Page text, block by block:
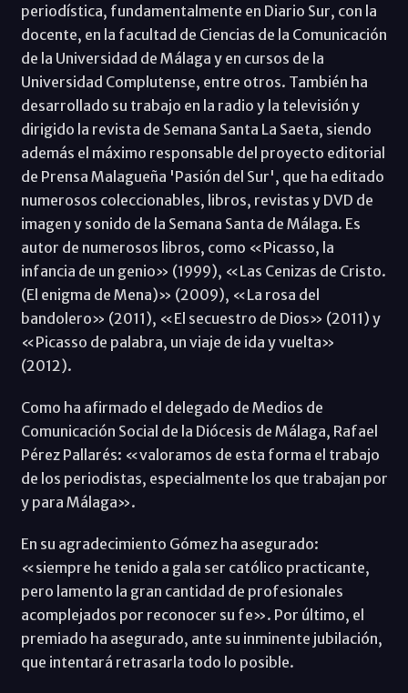
periodística, fundamentalmente en Diario Sur, con la
docente, en la facultad de Ciencias de la Comunicación
de la Universidad de Málaga y en cursos de la
Universidad Complutense, entre otros. También ha
desarrollado su trabajo en la radio y la televisión y
dirigido la revista de Semana Santa La Saeta, siendo
además el máximo responsable del proyecto editorial
de Prensa Malagueña 'Pasión del Sur', que ha editado
numerosos coleccionables, libros, revistas y DVD de
imagen y sonido de la Semana Santa de Málaga. Es
autor de numerosos libros, como «Picasso, la
infancia de un genio» (1999), «Las Cenizas de Cristo.
(El enigma de Mena)» (2009), «La rosa del
bandolero» (2011), «El secuestro de Dios» (2011) y
«Picasso de palabra, un viaje de ida y vuelta»
(2012).
Como ha afirmado el delegado de Medios de
Comunicación Social de la Diócesis de Málaga, Rafael
Pérez Pallarés: «valoramos de esta forma el trabajo
de los periodistas, especialmente los que trabajan por
y para Málaga».
En su agradecimiento Gómez ha asegurado:
«siempre he tenido a gala ser católico practicante,
pero lamento la gran cantidad de profesionales
acomplejados por reconocer su fe». Por último, el
premiado ha asegurado, ante su inminente jubilación,
que intentará retrasarla todo lo posible.